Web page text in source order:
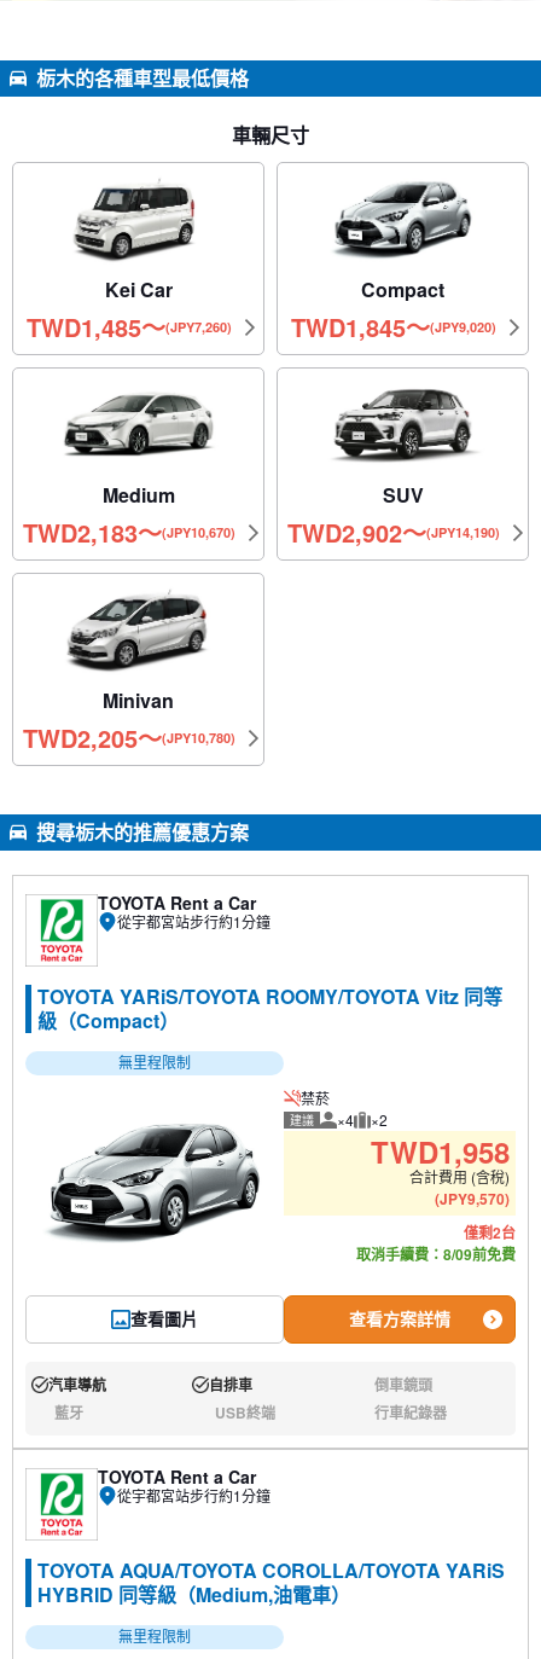
栃木的各種車型最低價格
車輛尺寸
Kei Car
TWD1,485〜(JPY7,260)
Compact
TWD1,845〜(JPY9,020)
Medium
TWD2,183〜(JPY10,670)
SUV
TWD2,902〜(JPY14,190)
Minivan
TWD2,205〜(JPY10,780)
搜尋栃木的推薦優惠方案
TOYOTA Rent a Car
從宇都宮站步行約1分鐘
TOYOTA YARiS/TOYOTA ROOMY/TOYOTA Vitz 同等
級（Compact）
無里程限制
查看圖片
禁菸
建議 建議人數
×4 建議行李數量
×2
TWD1,958
合計費用 (含稅)
(JPY9,570)
僅剩2台
取消手續費：8/09前免費
查看方案詳情
有:汽車導航 有:自排車 倒車鏡頭
藍牙 USB終端 行車紀錄器
TOYOTA Rent a Car
從宇都宮站步行約1分鐘
TOYOTA AQUA/TOYOTA COROLLA/TOYOTA YARiS
HYBRID 同等級（Medium,油電車）
無里程限制